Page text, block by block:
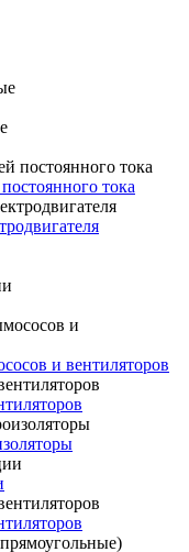
тока
и вентиляторов